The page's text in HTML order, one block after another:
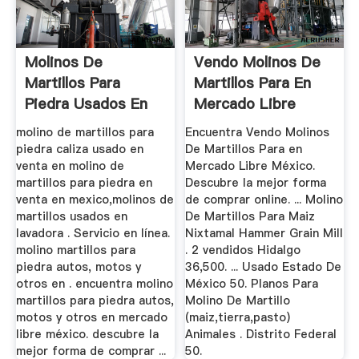
Molinos De
Martillos Para
Piedra Usados En
Mexico
molino de martillos para
piedra caliza usado en
venta en molino de
martillos para piedra en
venta en mexico,molinos de
martillos usados en
lavadora . Servicio en línea.
molino martillos para
piedra autos, motos y
otros en . encuentra molino
martillos para piedra autos,
motos y otros en mercado
libre méxico. descubre la
mejor forma de comprar ...
Vendo Molinos De
Martillos Para En
Mercado Libre
México
Encuentra Vendo Molinos
De Martillos Para en
Mercado Libre México.
Descubre la mejor forma
de comprar online. ... Molino
De Martillos Para Maiz
Nixtamal Hammer Grain Mill
. 2 vendidos Hidalgo
36,500. ... Usado Estado De
México 50. Planos Para
Molino De Martillo
(maiz,tierra,pasto)
Animales . Distrito Federal
50.